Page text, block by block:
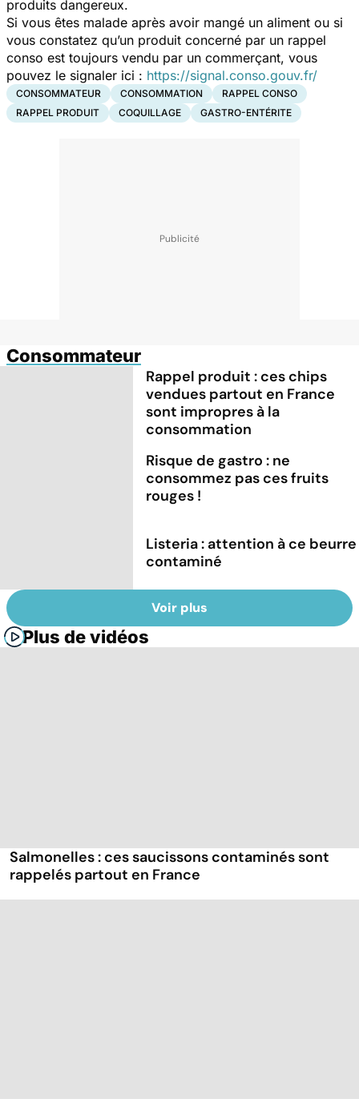
produits dangereux.
Si vous êtes malade après avoir mangé un aliment ou si
vous constatez qu’un produit concerné par un rappel
conso est toujours vendu par un commerçant, vous
pouvez le signaler ici : https://signal.conso.gouv.fr/
CONSOMMATEUR CONSOMMATION
RAPPEL CONSO
RAPPEL PRODUIT
COQUILLAGE GASTRO-ENTÉRITE
Consommateur
Rappel produit : ces chips
vendues partout en France
sont impropres à la
consommation
Risque de gastro : ne
consommez pas ces fruits
rouges !
Listeria : attention à ce beurre
contaminé
Voir plus
Plus de vidéos
Salmonelles : ces saucissons contaminés sont
rappelés partout en France